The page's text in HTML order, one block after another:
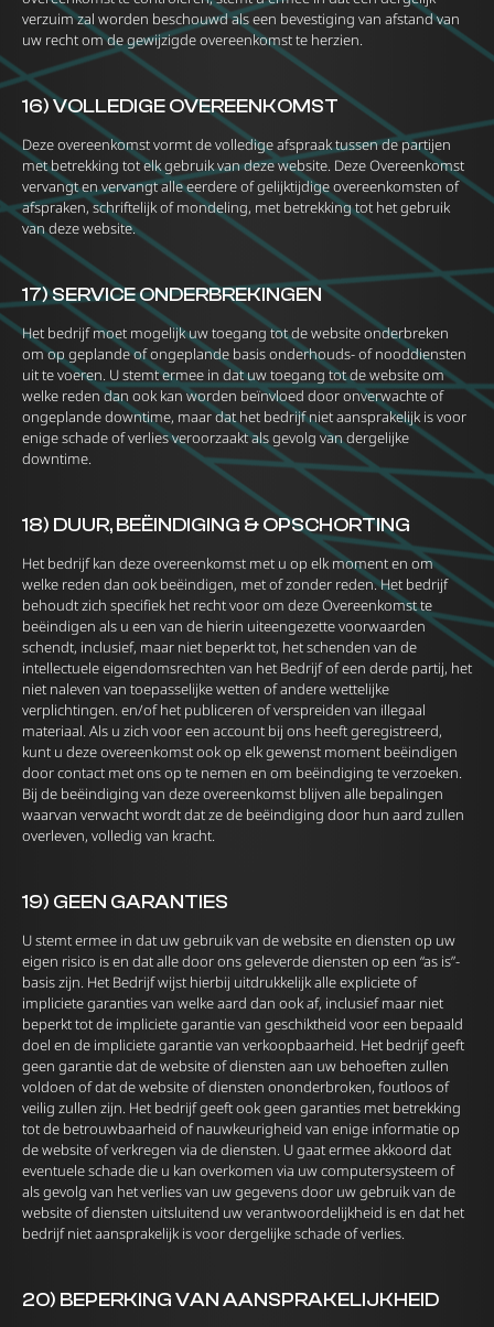
verzuim zal worden beschouwd als een bevestiging van afstand van
uw recht om de gewijzigde overeenkomst te herzien.
16) VOLLEDIGE OVEREENKOMST
Deze overeenkomst vormt de volledige afspraak tussen de partijen
met betrekking tot elk gebruik van deze website. Deze Overeenkomst
vervangt en vervangt alle eerdere of gelijktijdige overeenkomsten of
afspraken, schriftelijk of mondeling, met betrekking tot het gebruik
van deze website.
17) SERVICE ONDERBREKINGEN
Het bedrijf moet mogelijk uw toegang tot de website onderbreken
om op geplande of ongeplande basis onderhouds- of nooddiensten
uit te voeren. U stemt ermee in dat uw toegang tot de website om
welke reden dan ook kan worden beïnvloed door onverwachte of
ongeplande downtime, maar dat het bedrijf niet aansprakelijk is voor
enige schade of verlies veroorzaakt als gevolg van dergelijke
downtime.
18) DUUR, BEËINDIGING & OPSCHORTING
Het bedrijf kan deze overeenkomst met u op elk moment en om
welke reden dan ook beëindigen, met of zonder reden. Het bedrijf
behoudt zich specifiek het recht voor om deze Overeenkomst te
beëindigen als u een van de hierin uiteengezette voorwaarden
schendt, inclusief, maar niet beperkt tot, het schenden van de
intellectuele eigendomsrechten van het Bedrijf of een derde partij, het
niet naleven van toepasselijke wetten of andere wettelijke
verplichtingen. en/of het publiceren of verspreiden van illegaal
materiaal. Als u zich voor een account bij ons heeft geregistreerd,
kunt u deze overeenkomst ook op elk gewenst moment beëindigen
door contact met ons op te nemen en om beëindiging te verzoeken.
Bij de beëindiging van deze overeenkomst blijven alle bepalingen
waarvan verwacht wordt dat ze de beëindiging door hun aard zullen
overleven, volledig van kracht.
19) GEEN GARANTIES
U stemt ermee in dat uw gebruik van de website en diensten op uw
eigen risico is en dat alle door ons geleverde diensten op een “as is”-
basis zijn. Het Bedrijf wijst hierbij uitdrukkelijk alle expliciete of
impliciete garanties van welke aard dan ook af, inclusief maar niet
beperkt tot de impliciete garantie van geschiktheid voor een bepaald
doel en de impliciete garantie van verkoopbaarheid. Het bedrijf geeft
geen garantie dat de website of diensten aan uw behoeften zullen
voldoen of dat de website of diensten ononderbroken, foutloos of
veilig zullen zijn. Het bedrijf geeft ook geen garanties met betrekking
tot de betrouwbaarheid of nauwkeurigheid van enige informatie op
de website of verkregen via de diensten. U gaat ermee akkoord dat
eventuele schade die u kan overkomen via uw computersysteem of
als gevolg van het verlies van uw gegevens door uw gebruik van de
website of diensten uitsluitend uw verantwoordelijkheid is en dat het
bedrijf niet aansprakelijk is voor dergelijke schade of verlies.
20) BEPERKING VAN AANSPRAKELIJKHEID